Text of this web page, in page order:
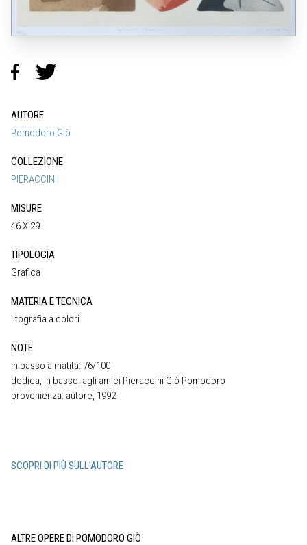
AUTORE
Pomodoro Giò
COLLEZIONE
PIERACCINI
MISURE
46 X 29
TIPOLOGIA
Grafica
MATERIA E TECNICA
litografia a colori
NOTE
in basso a matita: 76/100
dedica, in basso: agli amici Pieraccini Giò Pomodoro
provenienza: autore, 1992
SCOPRI DI PIÙ SULL'AUTORE
ALTRE OPERE DI POMODORO GIÒ